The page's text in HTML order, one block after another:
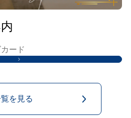
ード
を見る